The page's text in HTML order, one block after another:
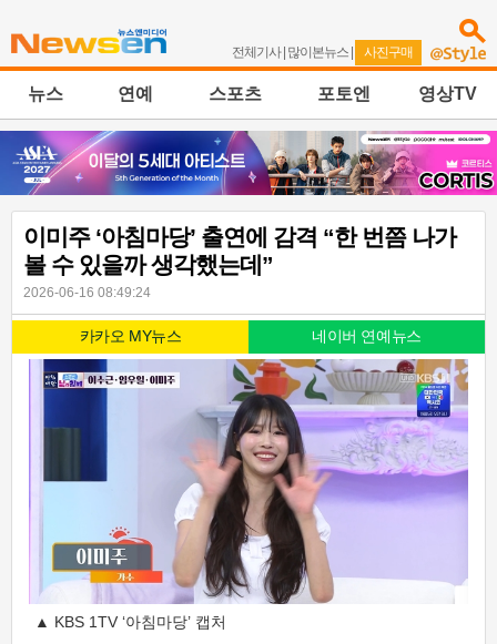
전체기사| 많이본뉴스 | 사진구매
뉴스 연예 스포츠 포토엔 영상TV
이미주 ‘아침마당’ 출연에 감격 “한 번쯤 나가
볼 수 있을까 생각했는데”
2026-06-16 08:49:24
카카오 MY뉴스 네이버 연예뉴스
▲ KBS 1TV ‘아침마당’ 캡처